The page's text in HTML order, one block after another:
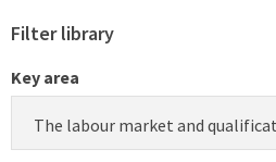
Filter library
Key area
The labour market and